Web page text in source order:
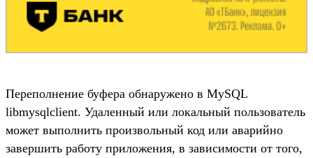
Переполнение буфера обнаружено в MySQL
libmysqlclient. Удаленный или локальный пользователь
может выполнить произвольный код или аварийно
завершить работу приложения, в зависимости от того,